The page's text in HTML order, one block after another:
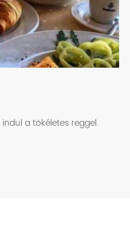
a tökéletes reggel.